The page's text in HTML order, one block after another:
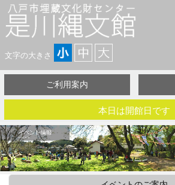
文字の大きさ
ご利用案内
本日は開館日です